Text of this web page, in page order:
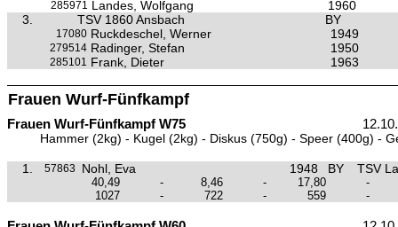
285971 Landes, Wolfgang
1960
3.
TSV 1860 Ansbach BY
17080 Ruckdeschel, Werner 1949
279514 Radinger, Stefan 1950
285101 Frank, Dieter 1963
Frauen Wurf-Fünfkampf
Frauen Wurf-Fünfkampf W75
Hammer (2kg) - Kugel (2kg) - Diskus (750g) - Speer (400g) -
1. 57863 Nohl, Eva 1948 BY TSV
40,49 - 8,46 - 17,80
-
1027
- 722 - 559 -